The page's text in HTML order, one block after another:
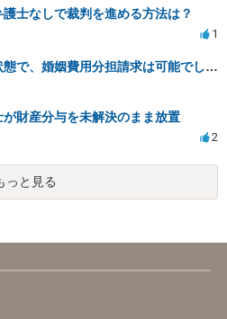
士なしで裁判を進める方法は？
1
相手が退職している状態で、婚姻費用分担請求は可能でしょうか？
財産分与を未解決のまま放置
2
っと見る